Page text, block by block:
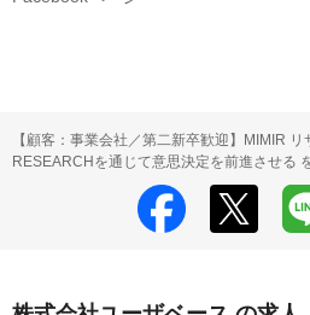
【顧客：事業会社／第二新卒歓迎】MIMIR
RESEARCHを通じて意思決定を前進させる